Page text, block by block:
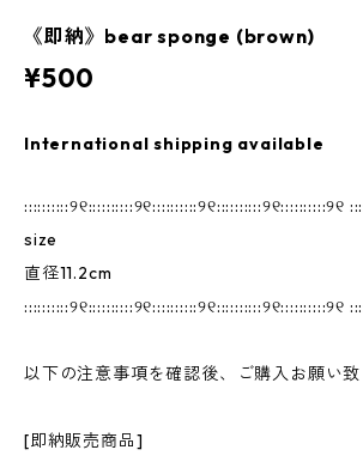
《即納》bear sponge (brown)
¥500
International shipping available
::::::::::୨୧::::::::::୨୧::::::::::୨୧::::::::::୨୧::::::::::୨୧
size
直径11.2cm
::::::::::୨୧::::::::::୨୧::::::::::୨୧::::::::::୨୧::::::::::୨୧
以下の注意事項を確認後、ご購入お願い致
[即納販売商品]